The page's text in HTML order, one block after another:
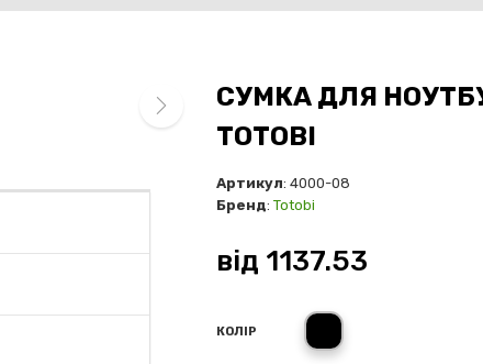
СУМКА ДЛЯ
TOTOBI
Артикул: 4000-08
Бренд: Totobi
від 1137.53
КОЛІР
чорний